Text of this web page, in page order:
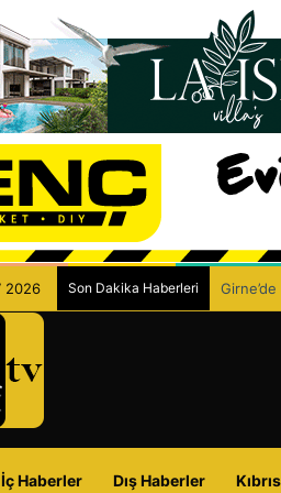
2026 Son Dakika Haberleri
İç Haberler Dış Haberler Kıbrıs